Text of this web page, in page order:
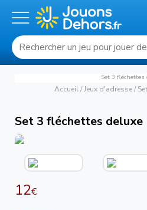
Set 3 fléchettes
Accueil/ Jeux d'adresse/
Set 3 fléchettes deluxe
12€